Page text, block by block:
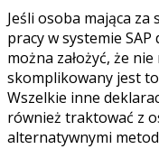
Jeśli osoba mająca za
pracy w systemie
można założyć, że
skomplikowany jest
Wszelkie inne
również traktować z
alternatywnymi